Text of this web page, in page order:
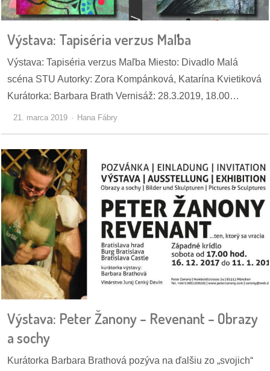
pozvánky
Historický
kalendár
zákony
časti
kauzy
konania
stavebné
konania
pripomienkové
konania
dobrá
prax
práca
Výstava: Tapiséria verzus Maľba
Výstava: Tapiséria verzus Maľba Miesto: Divadlo Malá
scéna STU Autorky: Zora Kompánková, Katarína Kvietiková
Kurátorka: Barbara Brath Vernisáž: 28.3.2019, 18.00…
21. marca 2019 Hana Fábry
Výstava: Peter Žanony – Revenant – Obrazy
a sochy
Kurátorka Barbara Brathová pozýva na ďalšiu zo „svojich“